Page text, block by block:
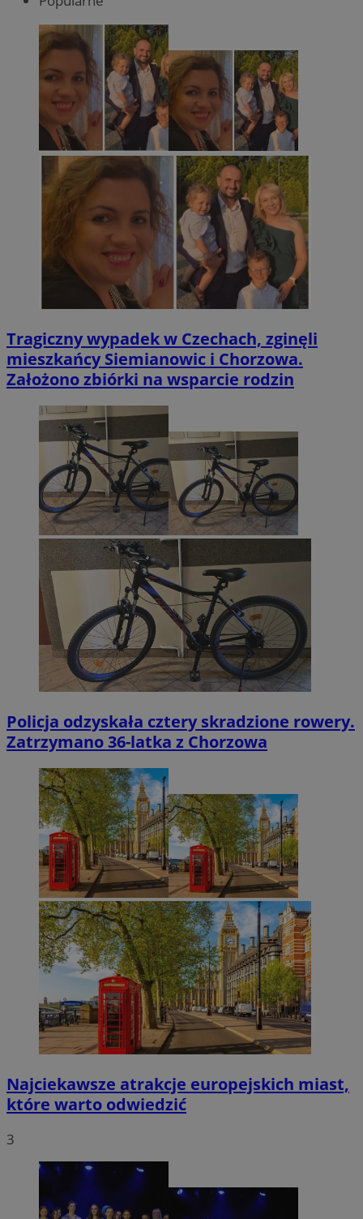
Tragiczny wypadek w Czechach, zginęli
mieszkańcy Siemianowic i Chorzowa.
Założono zbiórki na wsparcie rodzin
Policja odzyskała cztery skradzione rowery.
Zatrzymano 36-latka z Chorzowa
Najciekawsze atrakcje europejskich miast,
które warto odwiedzić
3